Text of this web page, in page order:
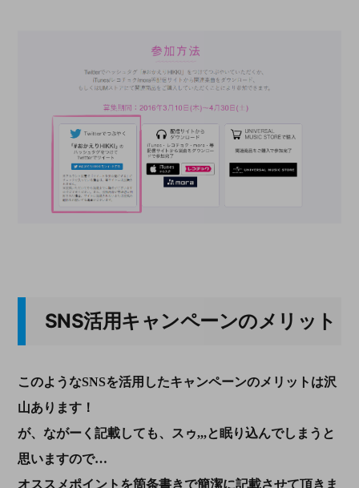
SNS活用キャンペーンのメリット
このようなSNSを活用したキャンペーンのメリットは沢
山あります！
が、ながーく記載しても、スゥ,,,と眠り込んでしまうと
思いますので…
オススメポイントを箇条書きで簡潔に記載させて頂きま